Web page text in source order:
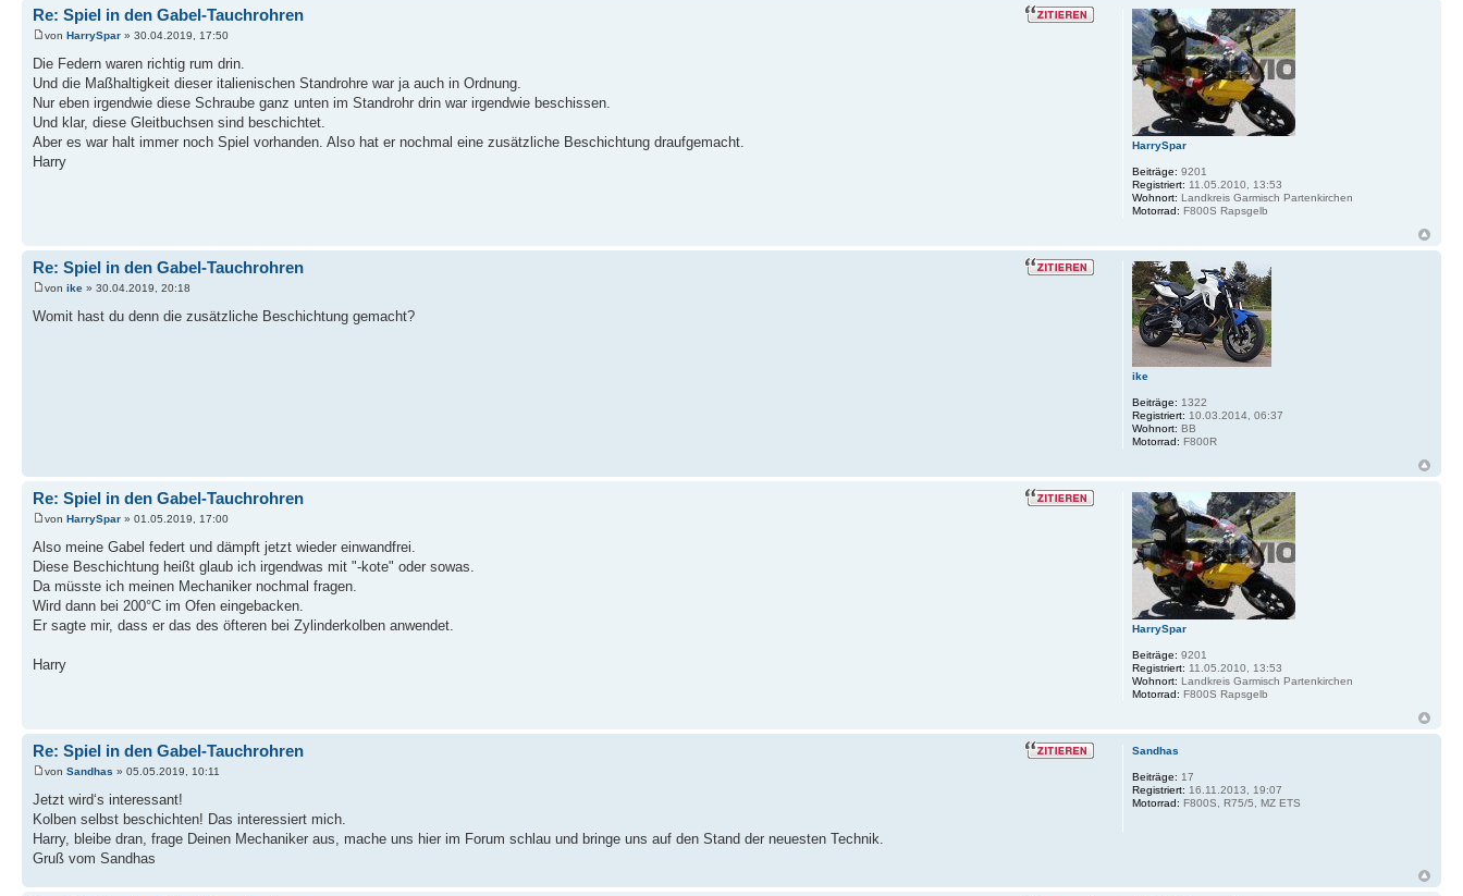
Re: Spiel in den Gabel-Tauchrohren
von HarrySpar » 30.04.2019, 17:50
Die Federn waren richtig rum drin.
Und die Maßhaltigkeit dieser italienischen Standrohre war ja auch in Ordnung.
Nur eben irgendwie diese Schraube ganz unten im Standrohr drin war irgendwie beschissen.
Und klar, diese Gleitbuchsen sind beschichtet.
Aber es war halt immer noch Spiel vorhanden. Also hat er nochmal eine zusätzliche Beschichtung draufgemacht.
Harry
HarrySpar
Beiträge: 9201
Registriert: 11.05.2010, 13:53
Wohnort: Landkreis Garmisch Partenkirchen
Motorrad: F800S Rapsgelb
Re: Spiel in den Gabel-Tauchrohren
von ike » 30.04.2019, 20:18
Womit hast du denn die zusätzliche Beschichtung gemacht?
ike
Beiträge: 1322
Registriert: 10.03.2014, 06:37
Wohnort: BB
Motorrad: F800R
Re: Spiel in den Gabel-Tauchrohren
von HarrySpar » 01.05.2019, 17:00
Also meine Gabel federt und dämpft jetzt wieder einwandfrei.
Diese Beschichtung heißt glaub ich irgendwas mit "-kote" oder sowas.
Da müsste ich meinen Mechaniker nochmal fragen.
Wird dann bei 200°C im Ofen eingebacken.
Er sagte mir, dass er das des öfteren bei Zylinderkolben anwendet.
Harry
HarrySpar
Beiträge: 9201
Registriert: 11.05.2010, 13:53
Wohnort: Landkreis Garmisch Partenkirchen
Motorrad: F800S Rapsgelb
Re: Spiel in den Gabel-Tauchrohren
von Sandhas » 05.05.2019, 10:11
Jetzt wird‘s interessant!
Kolben selbst beschichten! Das interessiert mich.
Harry, bleibe dran, frage Deinen Mechaniker aus, mache uns hier im Forum schlau und bringe uns auf den Stand der neuesten Technik.
Gruß vom Sandhas
Sandhas
Beiträge: 17
Registriert: 16.11.2013, 19:07
Motorrad: F800S, R75/5, MZ ETS